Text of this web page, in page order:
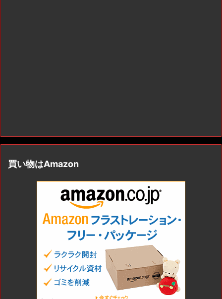
買い物はAmazon